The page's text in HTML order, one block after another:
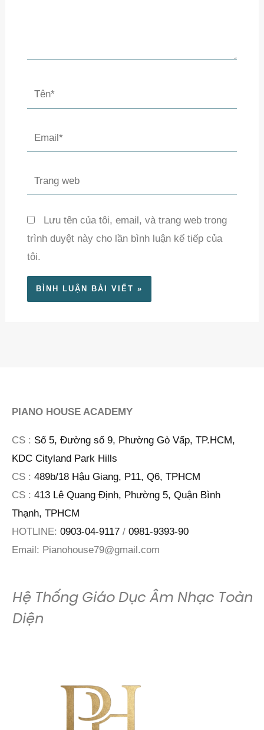
Tên*
Email*
Trang
web
Lưu tên của tôi, email, và trang web trong
trình duyệt này cho lần bình luận kế tiếp của
tôi.
PIANO HOUSE ACADEMY
CS : Số 5, Đường số 9, Phường Gò Vấp, TP.HCM,
KDC Cityland Park Hills
CS : 489b/18 Hậu Giang, P11, Q6, TPHCM
CS : 413 Lê Quang Định, Phường 5, Quận Bình
Thạnh, TPHCM
HOTLINE: 0903-04-9117 / 0981-9393-90
Email: Pianohouse79@gmail.com
Hệ Thống Giáo Dục Âm Nhạc Toàn
Diện